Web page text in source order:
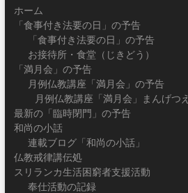
ホーム
「食事付き法要の日」の予告
「食事付き法要の日」の予告
お接待所・食堂（じきどう）
「満月会」の予告
月例仏教講座「満月会」の予告
月例仏教講座「満月会」まんげつえ
最新の「臨時閉門」の予告
和尚の小話
連載ブログ「和尚の小話」
仏教戒律講伝処
スリランカ生活困窮者支援活動
奉仕活動の記録